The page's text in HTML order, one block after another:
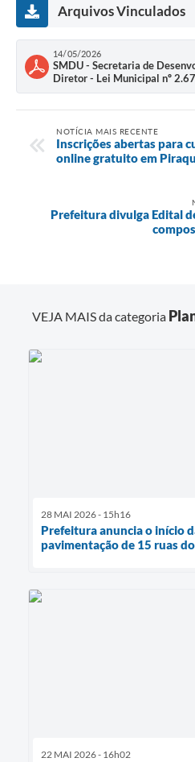
Arquivos Vinculados
14/05/2026
SMDU - Secretaria de
Diretor - Lei Municipal nº
NOTÍCIA MAIS RECENTE
Inscrições abertas para
online gratuito em
Prefeitura divulga Edital
VEJA MAIS da categoria
28 MAI 2026 - 15h16
Prefeitura anuncia o início
pavimentação de 15 ruas
22 MAI 2026 - 16h02